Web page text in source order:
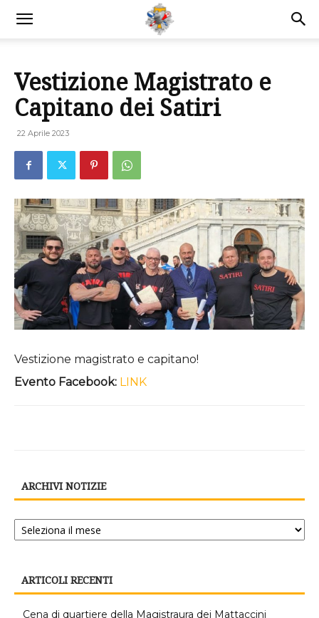
Vestizione Magistrato e
Capitano dei Satiri
22 Aprile 2023
Vestizione magistrato e capitano!
Evento Facebook: LINK
ARCHIVI NOTIZIE
Archivi
notizie
ARTICOLI RECENTI
Cena di quartiere della Magistraura dei Mattaccini